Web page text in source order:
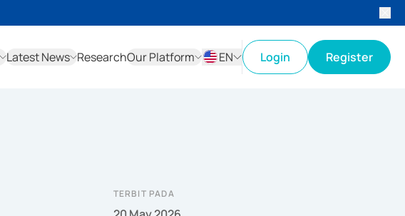
Latest News ResearchOur Platform
EN
Login Register
TERBIT PADA